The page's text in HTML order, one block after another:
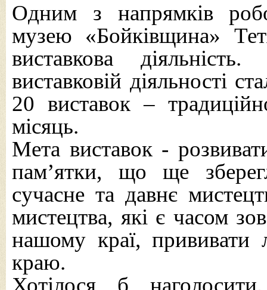
Одним з напрямків
музею «Бойківщина»
виставкова
виставковій діяльності
20 виставок –
місяць.
Мета виставок -
пам’ятки, що ще
сучасне та давнє
мистецтва, які є часом
нашому краї, прививати
краю.
Хотілося б